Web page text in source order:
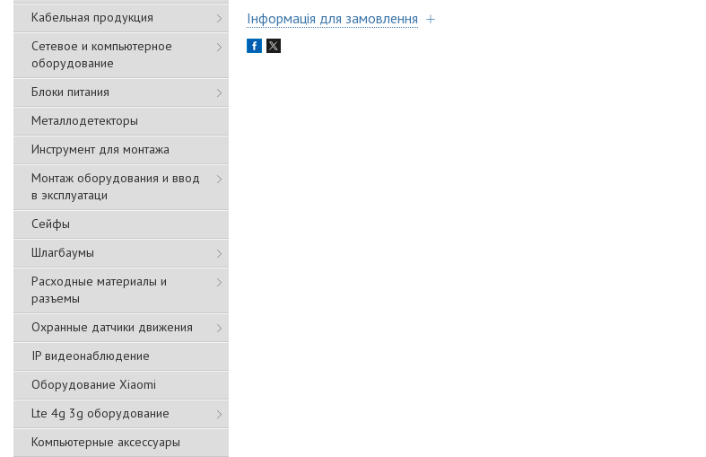
Кабельная продукция
Сетевое и компьютерное
оборудование
Блоки питания
Металлодетекторы
Инструмент для монтажа
Монтаж оборудования и ввод
в эксплуатаци
Сейфы
Шлагбаумы
Расходные материалы и
разъемы
Охранные датчики движения
IP видеонаблюдение
Оборудование Xiaomi
Lte 4g 3g оборудование
Компьютерные аксессуары
Інформація для замовлення